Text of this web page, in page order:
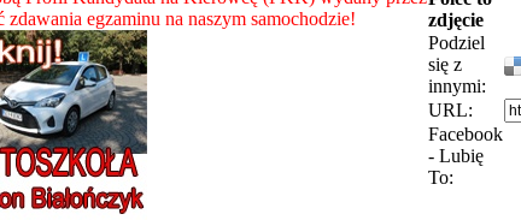
egzaminu na naszym samochodzie!
zdjęcie
Podziel
się z
innymi:
URL:
Facebook
- Lubię
To: